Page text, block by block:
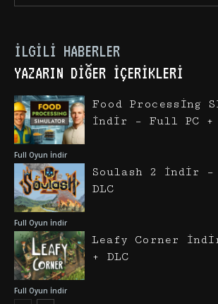
İLGILI HABERLER
YAZARIN DIĞER İÇERIKLERI
Full Oyun İndir
Food Processing
İndir – Full PC +
Full Oyun İndir
Soulash 2 İndir
DLC
Full Oyun İndir
Leafy Corner
+ DLC